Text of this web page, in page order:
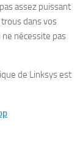
assez puissant
dans vos
nécessite pas
de Linksys est